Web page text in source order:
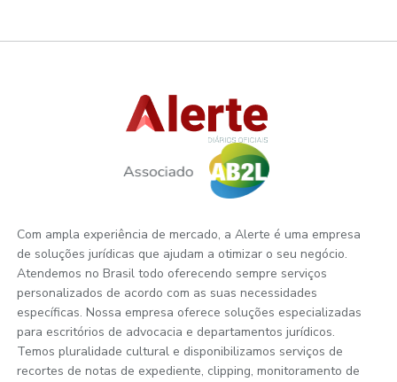
Com ampla experiência de mercado, a Alerte é uma empresa
de soluções jurídicas que ajudam a otimizar o seu negócio.
Atendemos no Brasil todo oferecendo sempre serviços
personalizados de acordo com as suas necessidades
específicas. Nossa empresa oferece soluções especializadas
para escritórios de advocacia e departamentos jurídicos.
Temos pluralidade cultural e disponibilizamos serviços de
recortes de notas de expediente, clipping, monitoramento de